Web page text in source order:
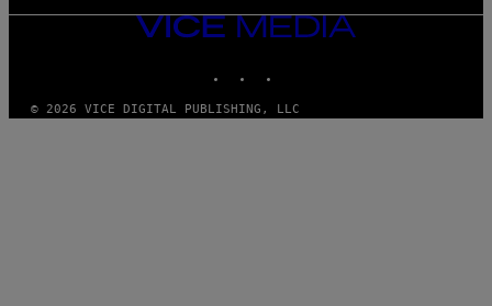
VICE
MEDIA
© 2026 VICE DIGITAL PUBLISHING, LLC